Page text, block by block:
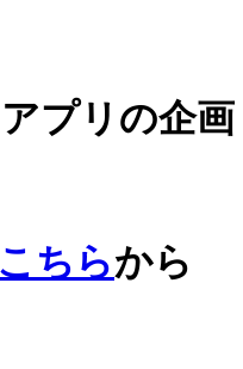
プリの企
こちらから